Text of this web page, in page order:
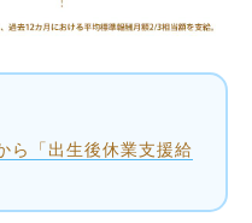
ら「出生後休業支援給